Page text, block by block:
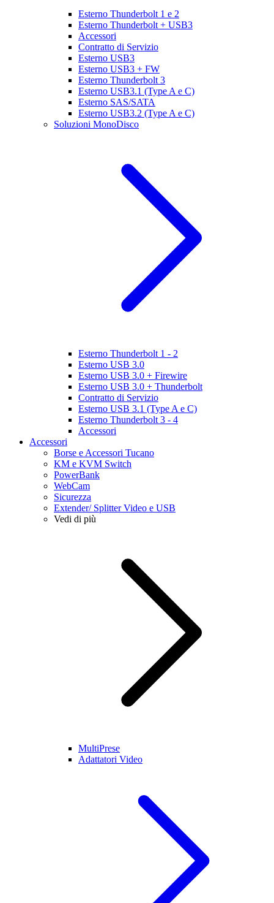
Esterno Thunderbolt 1 e 2
Esterno Thunderbolt + USB3
Accessori
Contratto di Servizio
Esterno USB3
Esterno USB3 + FW
Esterno Thunderbolt 3
Esterno USB3.1 (Type A e C)
Esterno SAS/SATA
Esterno USB3.2 (Type A e C)
Soluzioni MonoDisco
Esterno Thunderbolt 1 - 2
Esterno USB 3.0
Esterno USB 3.0 + Firewire
Esterno USB 3.0 + Thunderbolt
Contratto di Servizio
Esterno USB 3.1 (Type A e C)
Esterno Thunderbolt 3 - 4
Accessori
Accessori
Borse e Accessori Tucano
KM e KVM Switch
PowerBank
WebCam
Sicurezza
Extender/ Splitter Video e USB
Vedi di più
MultiPrese
Adattatori Video